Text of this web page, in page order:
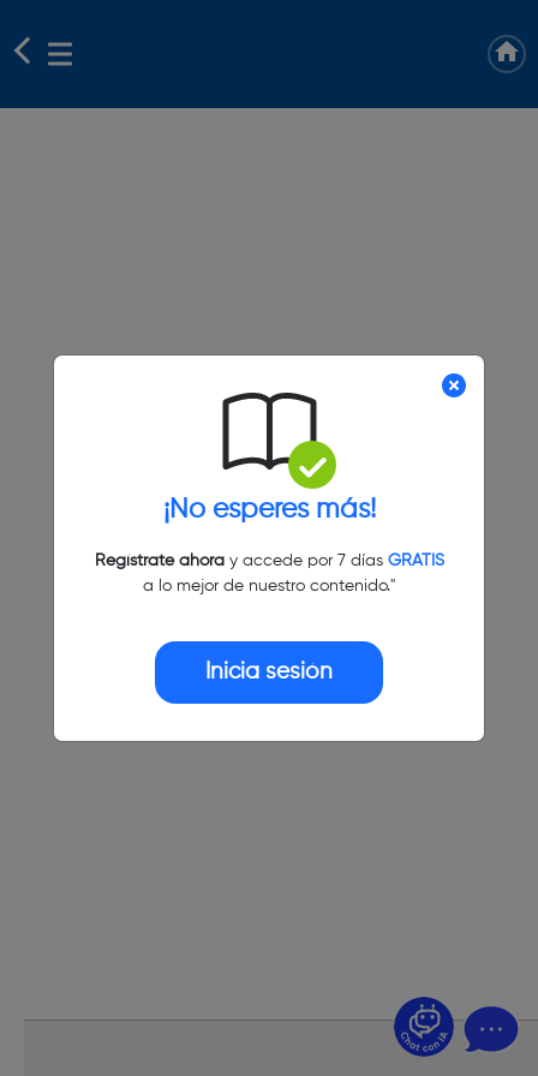
¡No esperes más!
Regístrate ahoray accede por 7 días GRATIS
a lo mejor de nuestro contenido."
Inicia sesión